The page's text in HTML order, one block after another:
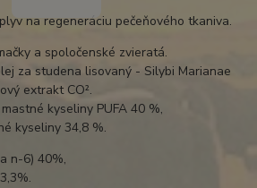
na regeneráciu pečeňového tkaniva.
a spoločenské zvieratá.
za studena lisovaný - Silybi Marianae
extrakt CO².
kyseliny PUFA 40 %,
kyseliny 34,8 %.
n-6) 40%,